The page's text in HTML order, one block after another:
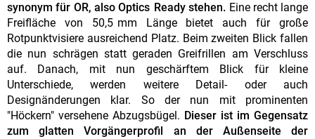
synonym für OR, also Optics Ready stehen. Eine recht lange
Freifläche von 50,5 mm Länge bietet auch für große
Rotpunktvisiere ausreichend Platz. Beim zweiten Blick fallen
die nun schrägen statt geraden Greifrillen am Verschluss
auf. Danach, mit nun geschärftem Blick für kleine
Unterschiede, werden weitere Detail- oder auch
Designänderungen klar. So der nun mit prominenten
"Höckern" versehene Abzugsbügel. Dieser ist im Gegensatz
zum glatten Vorgängerprofil an der Außenseite der